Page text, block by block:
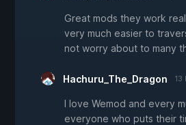
Great mods they work
very much easier to
not worry about to many
Hachuru_The_Dragon 13
I love Wemod and every
everyone who puts their